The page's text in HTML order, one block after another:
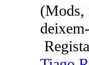
(Mods,